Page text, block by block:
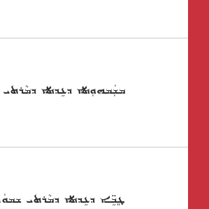
ܡܫܲܡܗܘܼܬܐ ܕܥܹܕܬܐ
ܛܸܒܹ̈ܐ ܕܥܹܕܬܐ ܕܡܵܪܬܝ